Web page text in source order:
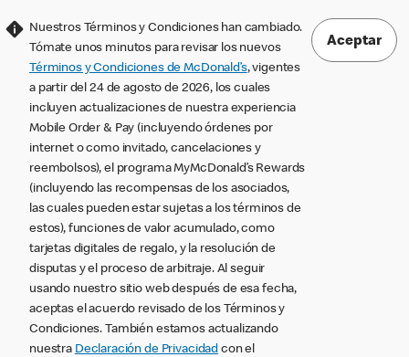
Nuestros Términos y Condiciones han cambiado.
Tómate unos minutos para revisar los nuevos
Términos y Condiciones de McDonald’s, vigentes
a partir del 24 de agosto de 2026, los cuales
incluyen actualizaciones de nuestra experiencia
Mobile Order & Pay (incluyendo órdenes por
internet o como invitado, cancelaciones y
reembolsos), el programa MyMcDonald’s Rewards
(incluyendo las recompensas de los asociados,
las cuales pueden estar sujetas a los términos de
estos), funciones de valor acumulado, como
tarjetas digitales de regalo, y la resolución de
disputas y el proceso de arbitraje. Al seguir
usando nuestro sitio web después de esa fecha,
aceptas el acuerdo revisado de los Términos y
Condiciones. También estamos actualizando
nuestra Declaración de Privacidad con el
Aceptar